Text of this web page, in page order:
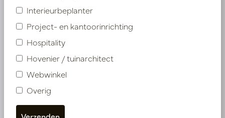
Interieurbeplanter
Project- en kantoorinrichting
Hospitality
Hovenier / tuinarchitect
Webwinkel
Overig